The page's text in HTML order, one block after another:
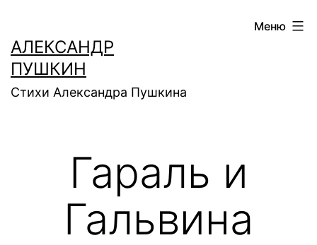
содержимому
АЛЕКСАНДР
ПУШКИН
Стихи Александра Пушкина
Меню
Гараль и
Гальвина